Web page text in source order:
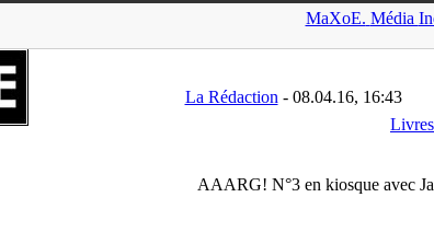
MaXoE. Média
La Rédaction - 08.04.16, 16:43
AAARG! N°3 en kiosque avec